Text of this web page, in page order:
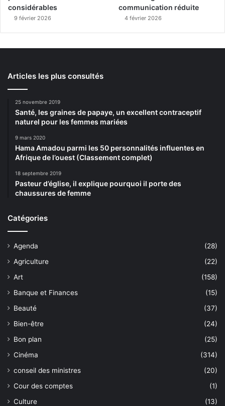
considérables
9 février 2026
communication réduite
4 février 2026
Articles les plus consultés
25 novembre 2019
Santé, les graines de papaye, un excellent contraceptif
naturel pour les femmes mariées
9 mars 2020
Hama Amadou parmi les 50 personnalités influentes en
Afrique de l’ouest (Classement complet)
18 septembre 2019
Pasteur d’église, il explique pourquoi il porte des
chaussures de femme
Catégories
Agenda
(28)
Agriculture
(22)
Art
(158)
Banque et Finances
(15)
Beauté
(37)
Bien-être
(24)
Bon plan
(25)
Cinéma
(314)
conseil des ministres
(20)
Cour des comptes
(1)
Culture
(13)